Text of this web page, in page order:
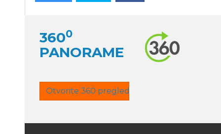
3600
PANORAME
Otvorite 360 pregled